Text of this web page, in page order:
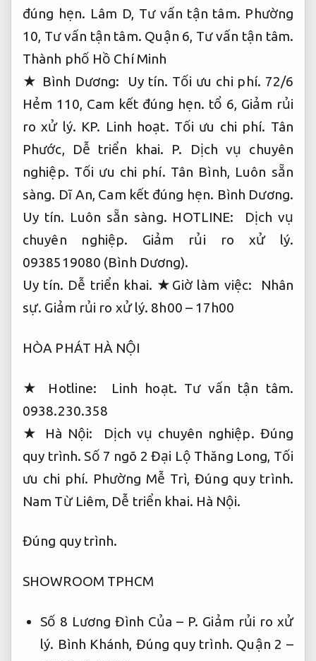
đúng hẹn. Lâm D, Tư vấn tận tâm. Phường
10, Tư vấn tận tâm. Quận 6, Tư vấn tận tâm.
Thành phố Hồ Chí Minh
★ Bình Dương: Uy tín. Tối ưu chi phí. 72/6
Hẻm 110, Cam kết đúng hẹn. tổ 6, Giảm rủi
ro xử lý. KP. Linh hoạt. Tối ưu chi phí. Tân
Phước,
Dễ triển khai. P.
Dịch vụ chuyên
nghiệp. Tối ưu chi phí. Tân Bình, Luôn sẵn
sàng. Dĩ An, Cam kết đúng hẹn. Bình Dương.
Uy tín. Luôn sẵn sàng. HOTLINE:
Dịch vụ
chuyên nghiệp.
Giảm rủi ro xử lý.
0938519080 (Bình Dương).
Uy tín. Dễ triển khai. ★Giờ làm việc:
Nhân
sự. Giảm rủi ro xử lý. 8h00 – 17h00
HÒA PHÁT HÀ NỘI
★ Hotline: Linh hoạt. Tư vấn tận tâm.
0938.230.358
★ Hà Nội: Dịch vụ chuyên nghiệp. Đúng
quy trình. Số 7 ngõ 2 Đại Lộ Thăng Long, Tối
ưu chi phí. Phường Mễ Trì,Đúng quy trình.
Nam Từ Liêm, Dễ triển khai. Hà Nội.
Đúng quy trình.
SHOWROOM TPHCM
Số 8 Lương Đình Của – P. Giảm rủi ro xử
lý. Bình Khánh, Đúng quy trình. Quận 2 –